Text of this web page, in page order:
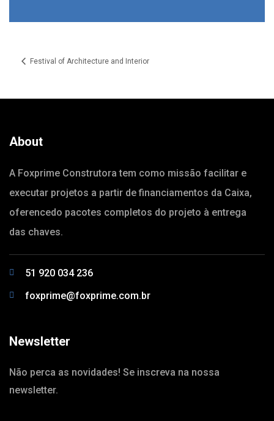
Festival of Architecture and Interior
About
A Foxprime Construtora tem como missão facilitar e
executar projetos a partir de financiamentos da Caixa,
oferencedo pacotes completos do projeto à entrega
das chaves.
51 920 034 236
foxprime@foxprime.com.br
Newsletter
Não perca as novidades! Se inscreva na nossa
newsletter.